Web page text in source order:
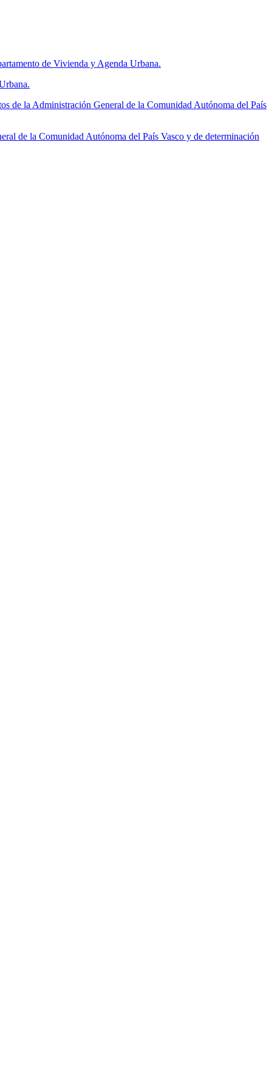
de Vivienda y Agenda Urbana.
de la Administración General de la Comunidad Autónoma del País
de la Comunidad Autónoma del País Vasco y de determinación